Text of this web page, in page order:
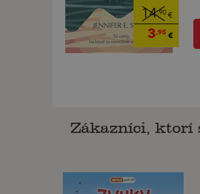
14,90€
3,95€
Zákazníci,